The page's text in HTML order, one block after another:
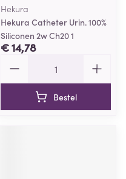
Hekura
Hekura Catheter Urin. 100%
Siliconen 2w Ch20 1
€ 14,78
Bestel